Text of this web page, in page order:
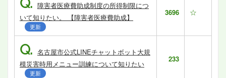
Q. 障害者医療費助成制度の所得制限につ
いて知りたい。 【障害者医療費助成】
更新
3696 ☆
Q. 名古屋市公式LINEチャットボット大規
模災害時用メニュー訓練について知りたい
更新
233